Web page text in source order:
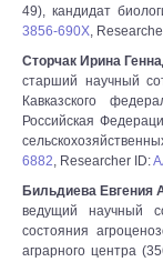
49), кандидат
3856-690X,
Сторчак Ирина
старший научный
Кавказского
Российская
6882, Researcher ID:
Бильдиева Евгения
ведущий научный
состояния
аграрного центра